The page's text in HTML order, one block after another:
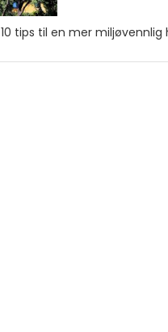
10 tips til en mer miljøvennlig